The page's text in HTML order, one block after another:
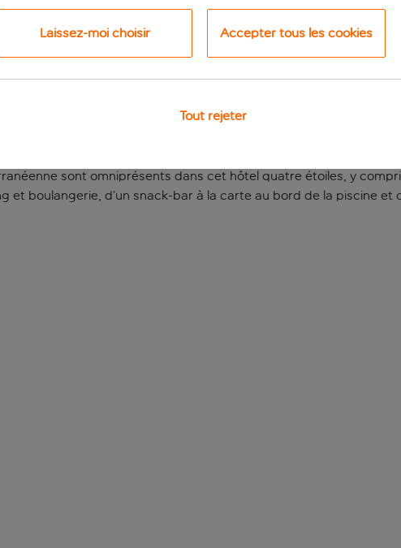
sous le soleil
le H10 Salauris Palace a toutes les qualités d’un hôtel adapté
à proximité de l’aéroport de Reus (à une vingtaine de
à la chaise longue en un temps record !
sont omniprésents dans cet hôtel quatre étoiles, y
et boulangerie, d’un snack-bar à la carte au bord de la piscine et
Laissez-moi choisir Accepter tous les cookies
Tout rejeter